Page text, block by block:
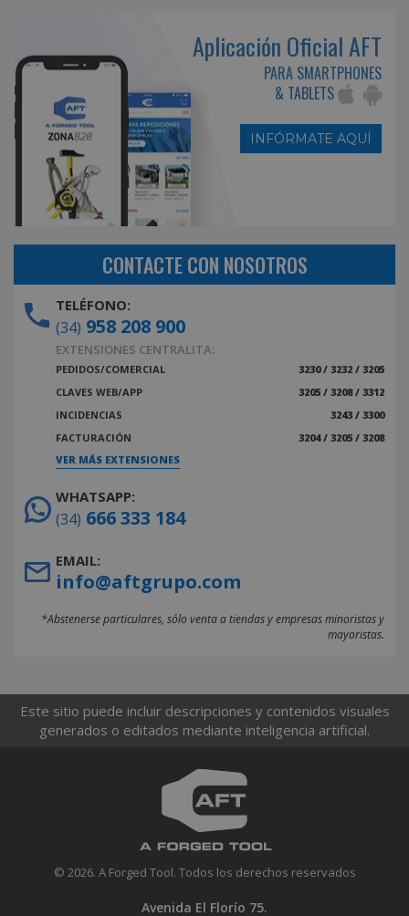
Aplicación Oficial AFT
PARA SMARTPHONES
& TABLETS
INFÓRMATE AQUÍ
CONTACTE CON NOSOTROS
TELÉFONO:
(34) 958 208 900
EXTENSIONES CENTRALITA:
PEDIDOS/COMERCIAL
3230 / 3232 / 3205
CLAVES WEB/APP
3205 / 3208 / 3312
INCIDENCIAS
3243 / 3300
FACTURACIÓN
3204 / 3205 / 3208
VER MÁS EXTENSIONES
WHATSAPP:
(34) 666 333 184
EMAIL:
info@aftgrupo.com
*Abstenerse particulares, sólo venta a tiendas y empresas minoristas y
mayoristas.
Este sitio puede incluir descripciones y contenidos visuales
generados o editados mediante inteligencia artificial.
© 2026. A Forged Tool. Todos los derechos reservados
Avenida El Florío 75.